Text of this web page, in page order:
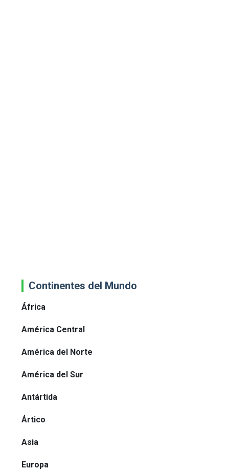
Continentes del Mundo
África
América Central
América del Norte
América del Sur
Antártida
Ártico
Asia
Europa